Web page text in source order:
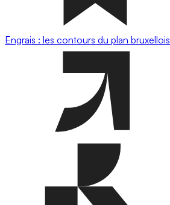
Engrais : les contours du plan bruxellois